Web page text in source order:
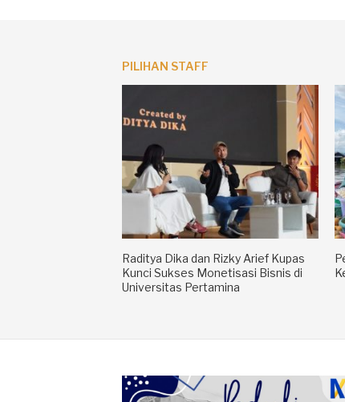
PILIHAN STAFF
Raditya Dika dan Rizky Arief Kupas
Kunci Sukses Monetisasi Bisnis di
Universitas Pertamina